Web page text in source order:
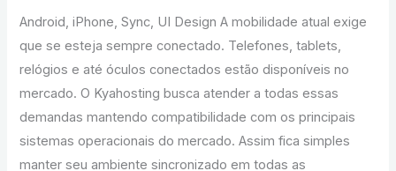
Android, iPhone, Sync, UI Design A mobilidade atual exige
que se esteja sempre conectado. Telefones, tablets,
relógios e até óculos conectados estão disponíveis no
mercado. O Kyahosting busca atender a todas essas
demandas mantendo compatibilidade com os principais
sistemas operacionais do mercado. Assim fica simples
manter seu ambiente sincronizado em todas as